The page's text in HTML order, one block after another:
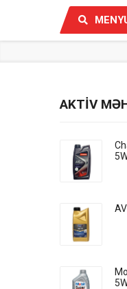
AKTİV